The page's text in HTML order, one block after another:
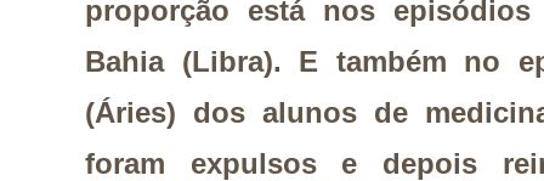
proporção está nos
Bahia (Libra). E também no
(Áries) dos alunos de
foram expulsos e depois